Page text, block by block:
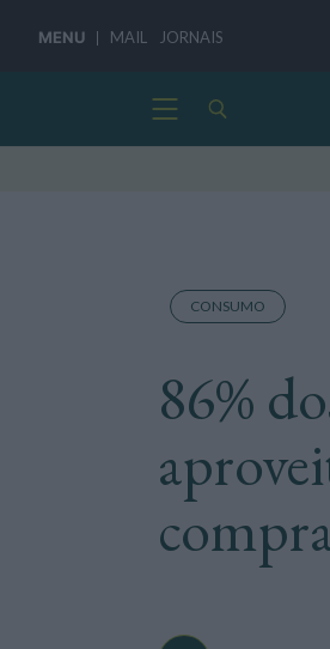
MENU MAIL JORNAIS
CONSUMO
86%